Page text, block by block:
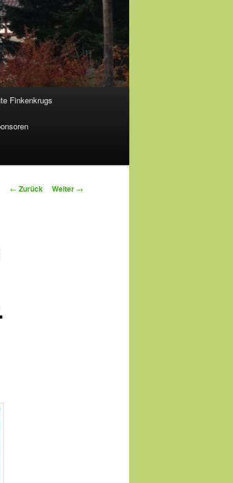
Finkenkrugs
Beitragsnavigation
← Zurück Weiter →